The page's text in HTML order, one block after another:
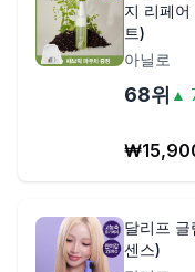
지 리페
트)
아닐로
68위 ▲
₩
달리프
센스)